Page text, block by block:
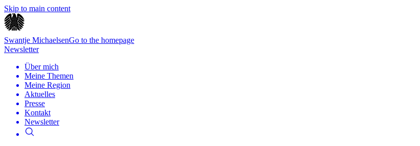
Skip to main content
Swantje MichaelsenGo to the homepage
Newsletter
Über mich
Meine Themen
Meine Region
Aktuelles
Presse
Kontakt
Newsletter